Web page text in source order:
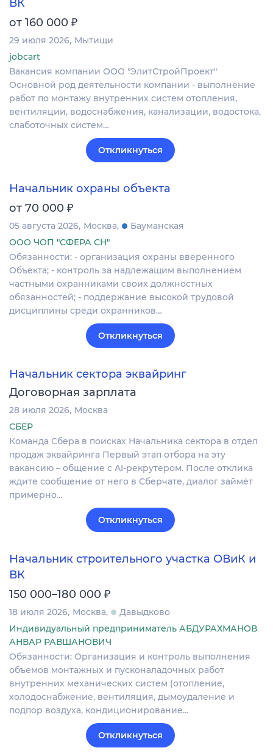
ВК
от 160 000 ₽
29 июля 2026 Мытищи
jobcart
Вакансия компании ООО "ЭлитСтройПроект"
Основной род деятельности компании - выполнение
работ по монтажу внутренних систем отопления,
вентиляции, водоснабжения, канализации, водостока,
слаботочных систем…
Откликнуться
Начальник охраны объекта
от 70 000 ₽
05 августа 2026 Москва
Бауманская
ООО ЧОП "СФЕРА СН"
Обязанности: - организация охраны вверенного
Объекта; - контроль за надлежащим выполнением
частными охранниками своих должностных
обязанностей; - поддержание высокой трудовой
дисциплины среди охранников…
Откликнуться
Начальник сектора эквайринг
Договорная зарплата
28 июля 2026 Москва
СБЕР
Команда Сбера в поисках Начальника сектора в отдел
продаж эквайринга Первый этап отбора на эту
вакансию – общение с AI-рекрутером. После отклика
ждите сообщение от него в Сберчате, диалог займёт
примерно…
Откликнуться
Начальник строительного участка ОВиК и
ВК
150 000–180 000 ₽
18 июля 2026 Москва
Давыдково
Индивидуальный предприниматель АБДУРАХМАНОВ
АНВАР РАВШАНОВИЧ
Обязанности: Организация и контроль выполнения
объемов монтажных и пусконаладочных работ
внутренних механических систем (отопление,
холодоснабжение, вентиляция, дымоудаление и
подпор воздуха, кондиционирование…
Откликнуться